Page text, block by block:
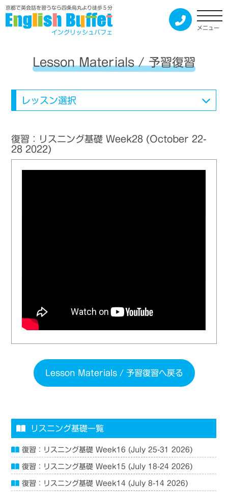
京都で英会話を習うなら四条烏丸より徒歩５分
イングリッシュバフェ
メニュー
Lesson Materials / 予習復習
レッスン選択
復習：リスニング基礎 Week28 (October 22-
28 2022)
Lesson Materials / 予習復習へ戻る
リスニング基礎一覧
復習：リスニング基礎 Week16 (July 25-31 2026)
復習：リスニング基礎 Week15 (July 18-24 2026)
復習：リスニング基礎 Week14 (July 8-14 2026)